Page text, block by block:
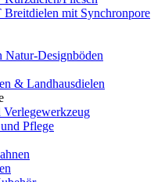
mit Synchronpore
Natur-Designböden
& Landhausdielen
Pflege